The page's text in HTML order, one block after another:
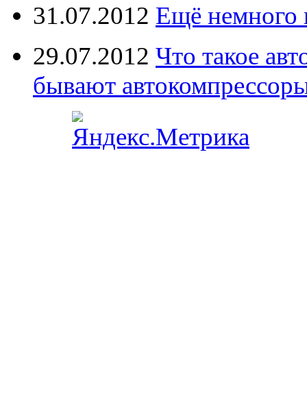
31.07.2012 Ещё немного
29.07.2012 Что такое
бывают